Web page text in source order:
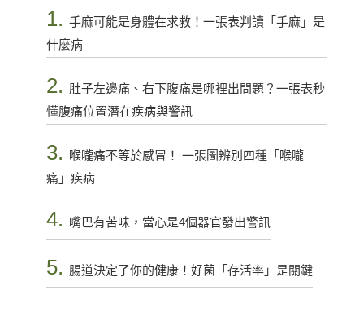
1. 手麻可能是身體在求救！一張表判讀「手麻」是
什麼病
2. 肚子左邊痛、右下腹痛是哪裡出問題？一張表秒
懂腹痛位置潛在疾病與警訊
3.
喉嚨痛不等於感冒！ 一張圖辨別四種「喉嚨
痛」疾病
4. 嘴巴有苦味，當心是4個器官發出警訊
5. 腸道決定了你的健康！好菌「存活率」是關鍵